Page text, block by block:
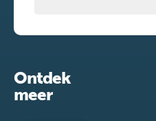
Ontdek
meer